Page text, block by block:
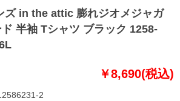
ズ in the attic 膨れジオメジャガ
半袖 Tシャツ ブラック 1258-
￥8,690(税込)
2